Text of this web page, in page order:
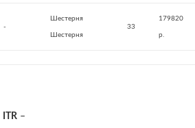
-
Шестерня
Шестерня
33
179820
р.
ITR –